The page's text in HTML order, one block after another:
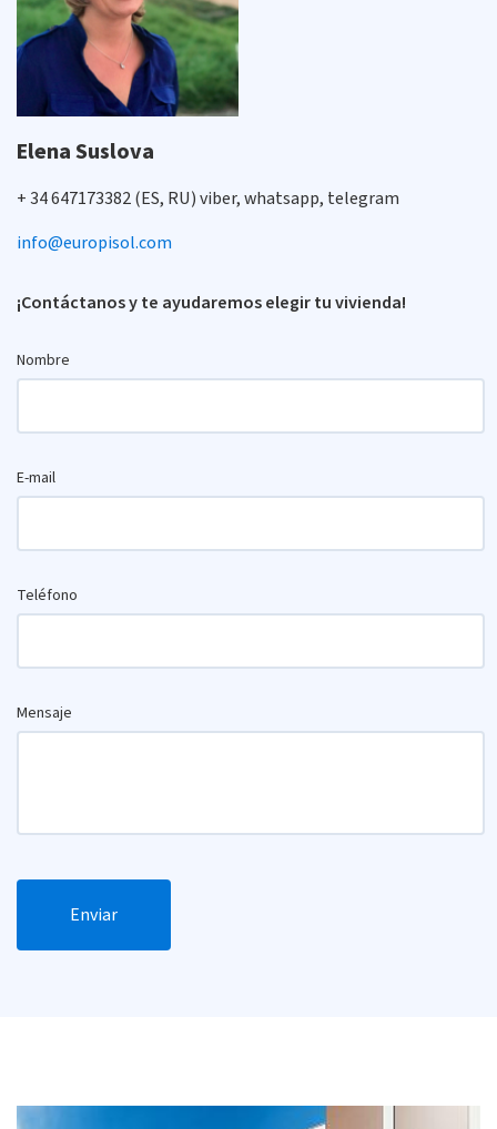
Elena Suslova
+ 34 647173382 (ES, RU) viber, whatsapp, telegram
info@europisol.com
¡Contáctanos y te ayudaremos elegir tu vivienda!
Nombre
E-mail
Teléfono
Mensaje
Enviar